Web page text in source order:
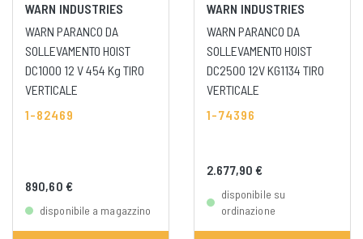
WARN INDUSTRIES
WARN PARANCO DA
SOLLEVAMENTO HOIST
DC1000 12 V 454 Kg TIRO
VERTICALE
1-82469
890,60 €
disponibile a magazzino
WARN INDUSTRIES
WARN PARANCO DA
SOLLEVAMENTO HOIST
DC2500 12V KG1134 TIRO
VERTICALE
1-74396
2.677,90 €
disponibile su
ordinazione